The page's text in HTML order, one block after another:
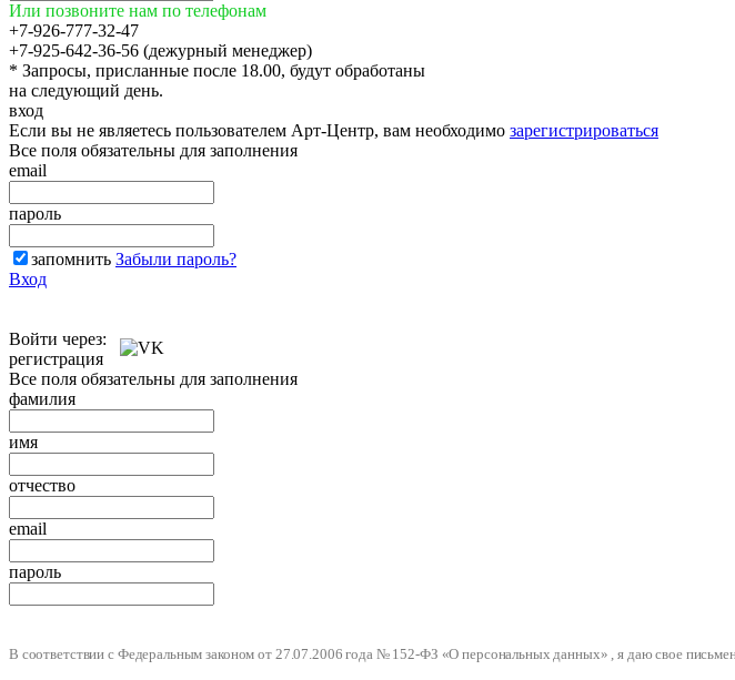
Или позвоните нам по телефонам
+7-926-777-32-47
+7-925-642-36-56 (дежурный менеджер)
* Запросы, присланные после 18.00, будут обработаны
на следующий день.
вход
Если вы не являетесь пользователем Арт-Центр, вам необходимо зарегистрироваться
Все поля обязательны для заполнения
email
пароль
запомнить Забыли пароль?
Вход
Войти через:
регистрация
Все поля обязательны для заполнения
фамилия
имя
отчество
email
пароль
В соответствии с Федеральным законом от 27.07.2006 года № 152-ФЗ «О персональных данных» , я даю свое